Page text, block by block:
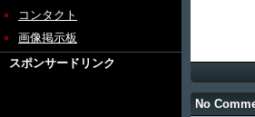
コンタクト
画像掲示板
スポンサードリンク
No